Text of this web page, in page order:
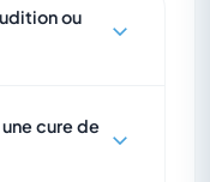
ou
cure de